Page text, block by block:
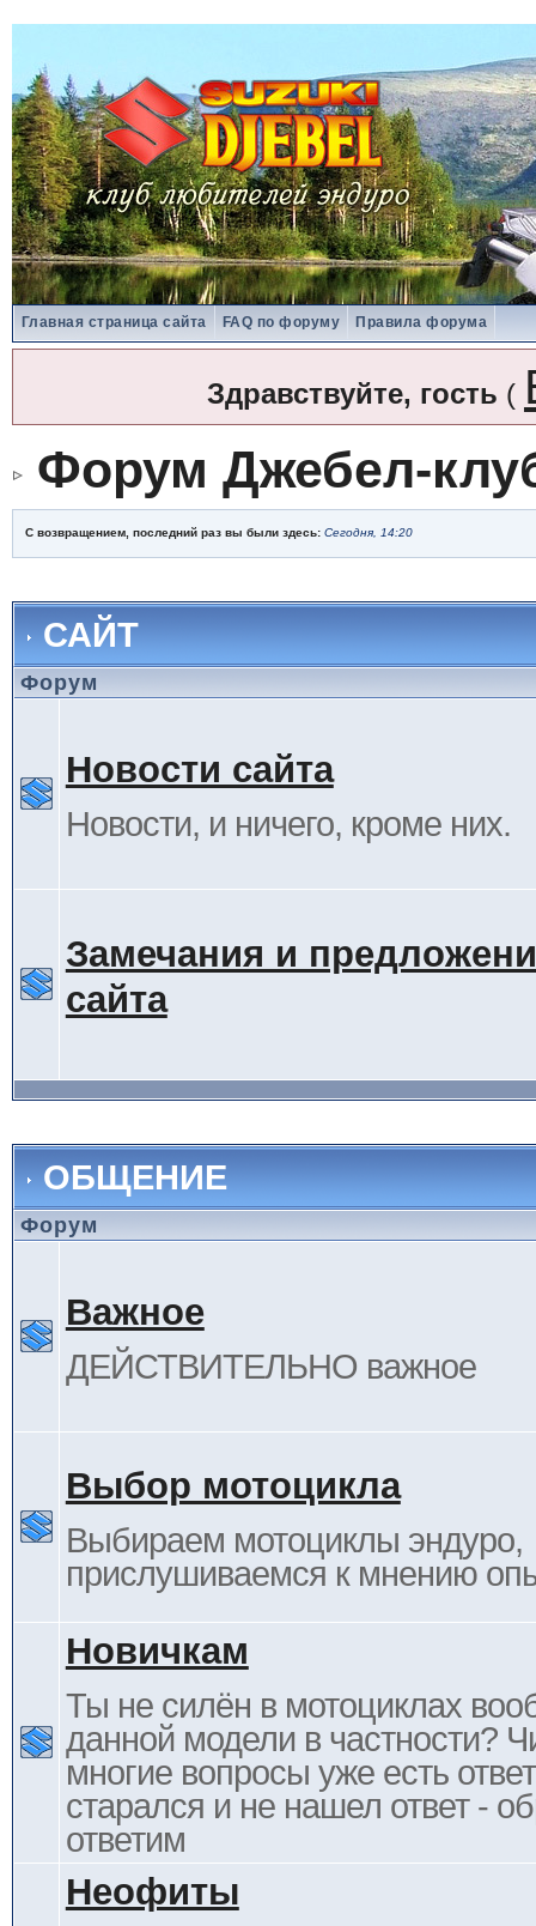
Главная страница сайта FAQ по форуму Правила форума
Здравствуйте, гость (
Форум Джебел-
С возвращением, последний раз вы были здесь: Сегодня, 14:20
САЙТ
Форум
Новости сайта
Новости, и ничего, кроме них.
Замечания и
сайта
ОБЩЕНИЕ
Форум
Важное
ДЕЙСТВИТЕЛЬНО важное
Выбор мотоцикла
Выбираем мотоциклы эндуро,
прислушиваемся к мнению
Новичкам
Ты не силён в мотоциклах
данной модели в частности?
многие вопросы уже есть
старался и не нашел ответ -
ответим
Неофиты